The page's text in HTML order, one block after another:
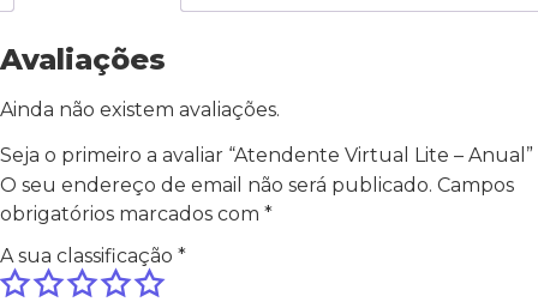
Avaliações
Ainda não existem avaliações.
Seja o primeiro a avaliar “Atendente Virtual Lite – Anual”
O seu endereço de email não será publicado. Campos
obrigatórios marcados com *
A sua classificação *